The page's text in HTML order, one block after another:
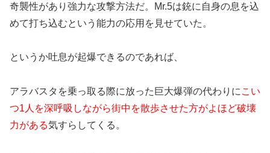
奇襲性があり強力な攻撃方法だ。Mr.5は銃に自身の息を込
めて打ち込むという能力の応用を見せていた。
というか吐息が起爆できるのであれば、
アラバスタを乗っ取る際に放った巨大爆弾の代わりに こい
つ1人を深呼吸しながら街中を散歩させた方がよほど破壊
力がある気すらしてくる。